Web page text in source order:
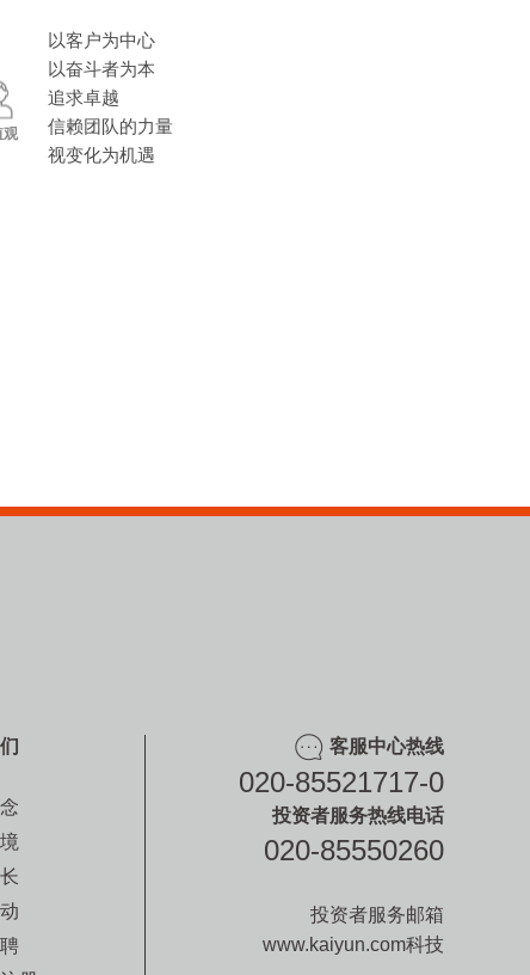
观
以客户为中心
以奋斗者为本
追求卓越
信赖团队的力量
视变化为机遇
客服中心热线
020-85521717-0
投资者服务热线电话
020-85550260
投资者服务邮箱
www.kaiyun.com科技